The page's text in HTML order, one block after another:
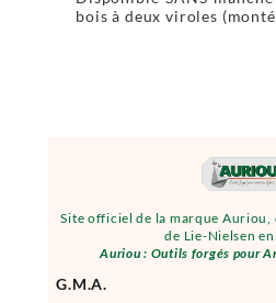
Site officiel de la marque
de Lie-Nielsen
Auriou : Outils forgés pour
G.M.A.
bois à deux viroles